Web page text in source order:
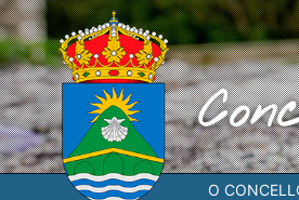
Ir
al
contenido
O